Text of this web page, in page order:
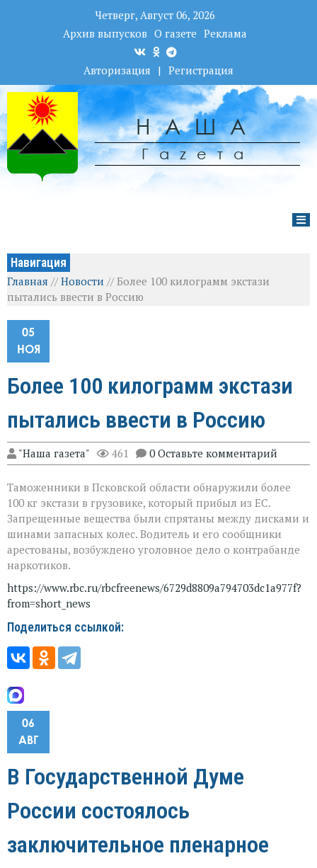
Четверг, Август 06, 2026
Архив выпусков О газете Реклама
Авторизация | Регистрация
НАША
Гаzета
Навигация
Главная //Новости //Более 100 килограмм экстази
пытались ввести в Россию
05
НОЯ
Более 100 килограмм экстази
пытались ввести в Россию
"Наша газета" 461 0 Оставьте комментарий
Таможенники в Псковской области обнаружили более
100 кг экстази в грузовике, который прибыл из ЕС.
Запрещенные вещества были спрятаны между дисками и
шинами запасных колес. Водитель и его сообщники
арестованы, возбуждено уголовное дело о контрабанде
наркотиков.
https://www.rbc.ru/rbcfreenews/6729d8809a794703dc1a977f?
from=short_news
Поделиться ссылкой:
06
АВГ
В Государственной Думе
России состоялось
заключительное пленарное